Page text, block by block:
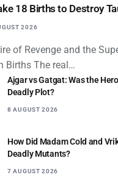
18 Births to Destroy
2026
of Revenge and the
Births The real…
Ajgar vs Gatgat: Was the
Deadly Plot?
8 AUGUST 2026
How Did Madam Cold and
Deadly Mutants?
7 AUGUST 2026